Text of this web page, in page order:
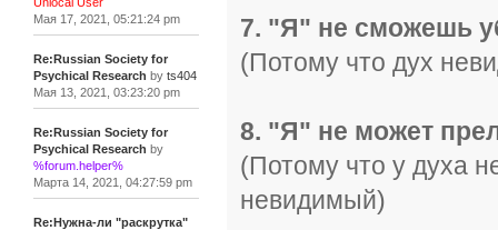
Мая 17, 2021, 05:21:24 pm
Re:Russian Society for
Psychical Research by ts404
Мая 13, 2021, 03:23:20 pm
Re:Russian Society for
Psychical Research by
%forum.helper%
Марта 14, 2021, 04:27:59 pm
Re:Нужна-ли "раскрутка"
7. "Я" не сможешь
(Потому что дух
8. "Я" не может
(Потому что у духа
невидимый)